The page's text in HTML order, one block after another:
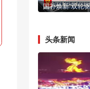
头条新闻